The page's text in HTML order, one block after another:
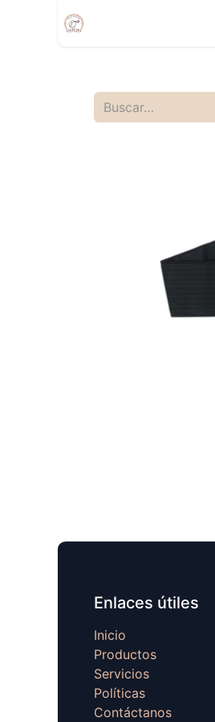
Enlaces útiles
Inicio
Productos
Servicios
Políticas
Contáctanos